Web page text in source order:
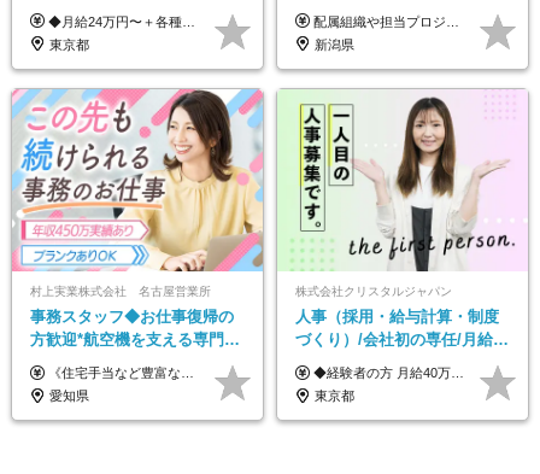
年間休日124日*面接1回*実働
7.5時間
◆月給24万円〜＋各種手当 ※残業代全額支給 ※試用期間6ヶ月（期間中も給与・待遇に変更なし）
東京都
配属組織や担当プロジェクトにより異なります。 想定年収：450万円～1100万円 ※ご経験やスキルに応じて決定します。 ※上記想定年収はあくまでも目安の金額であり、 選考を通じて上下する可能性があります。
新潟県
村上実業株式会社 名古屋営業所
事務スタッフ◆お仕事復帰の
方歓迎*航空機を支える専門商
社*年収450万実績あり*車道駅
より徒歩4分*服装自由
《住宅手当など豊富な手当で月給＋α！》 ★年収450万円実績あり ★住宅手当 ★家族手当 月給22万円～＋賞与年2回＋業績賞与(※業績による／過去3か月分支給実績あり) ※経験・スキルを考慮の上、決定します ※残業代は全額支給します ※試用期間3ヶ月間あり（期間中の給与・待遇に差異はありません）
愛知県
株式会社クリスタルジャパン
人事（採用・給与計算・制度
づくり）/会社初の専任/月給40
万円～可/残業10h/土日祝休み/
年休120日以上
◆経験者の方 月給40万円～65万円＋賞与年2回 【給与イメージ】 人事経験5年程度：月給45万円～ ◆未経験の方 月給35万円～65万円＋賞与年2回 ※経験・スキルを考慮のうえ、優遇いたします。 ※試用期間は3ヶ月です。期間中の給与・待遇に変更はありません。 ※上記月給には、固定残業代（月45時間分／8.8万円～16.5万円）を含みます。 ※固定残業時間を超過した場合は、超過分を別途全額支給いたします。 【固定残業代について】 固定残業45時間分（88,000円～165,000円）を含む ※超過分は別途全額支給
東京都